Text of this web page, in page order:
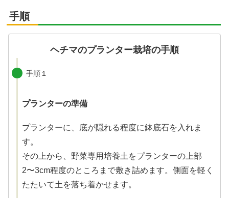
手順
ヘチマのプランター栽培の手順
手順１
プランターの準備
プランターに、底が隠れる程度に鉢底石を入れま
す。
その上から、野菜専用培養土をプランターの上部
2〜3cm程度のところまで敷き詰めます。側面を軽く
たたいて土を落ち着かせます。